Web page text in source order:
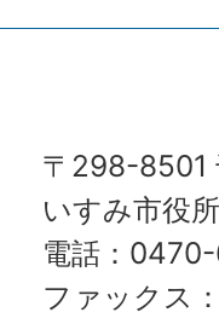
〒298-8501
いすみ市役
電話：0470-
ファックス